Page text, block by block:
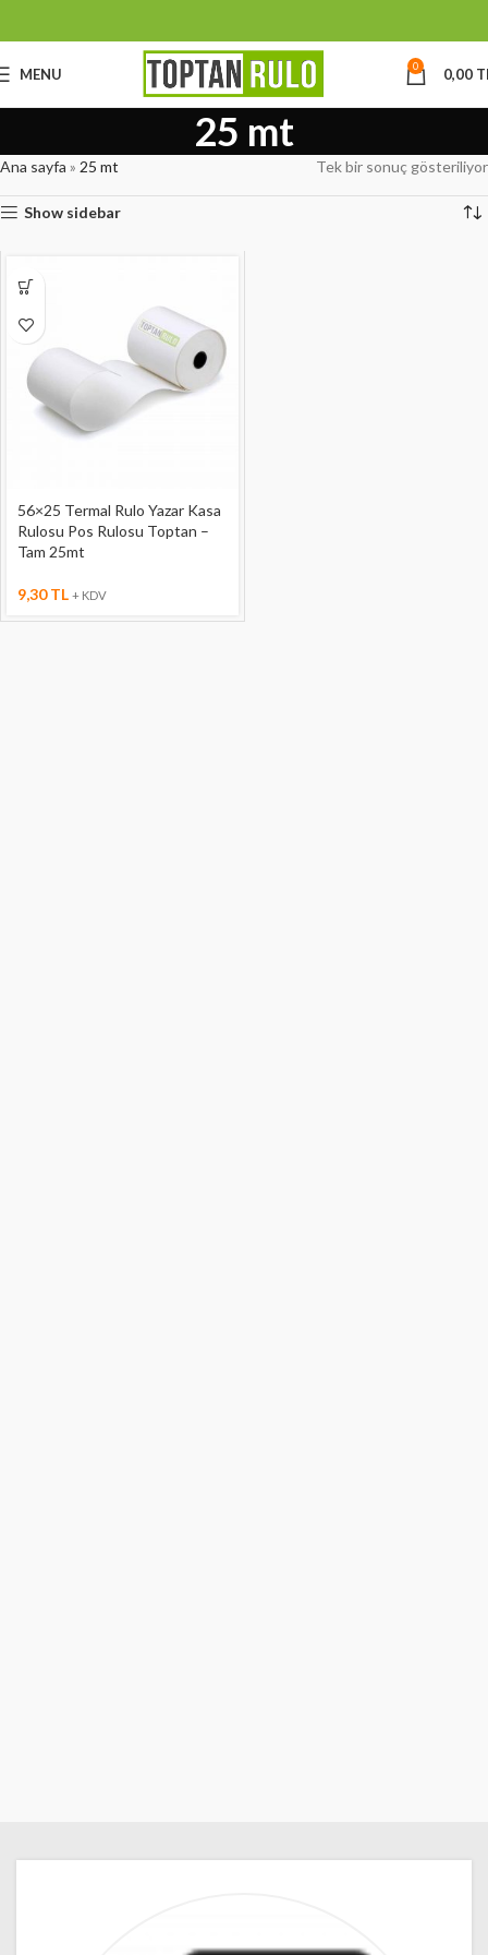
MENU 0 0,00
25 mt
Ana sayfa » 25 mt Tek bir sonuç gösteriliyor
Show sidebar
56×25 Termal Rulo Yazar Kasa
Rulosu Pos Rulosu Toptan –
Tam 25mt
9,30TL + KDV